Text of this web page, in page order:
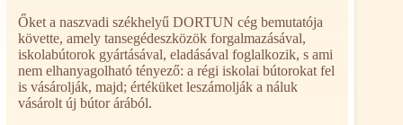
Őket a naszvadi székhelyű DORTUN cég bemutatója
követte, amely tansegédeszközök forgalmazásával,
iskolabútorok gyártásával, eladásával foglalkozik, s ami
nem elhanyagolható tényező: a régi iskolai bútorokat fel
is vásárolják, majd; értéküket leszámolják a náluk
vásárolt új bútor árából.